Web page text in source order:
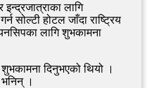
लागि
सोल्टी होटल जाँदा राष्ट्रिय
लागि शुभकामना
शुभकामना दिनुभएको थियो ।
।